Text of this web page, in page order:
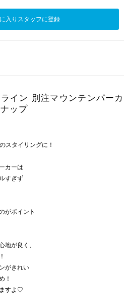
入りスタッフに登録
イン 別注マウンテンパーカ
ップ
スタイリングに！
カーは
すぎず
がポイント
地が良く、
がきれい
！
すよ♡